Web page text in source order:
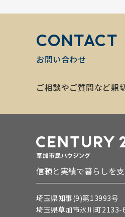
CONTACT
お問い合わせ
ご相談やご質問など親
信頼と実績で暮らしを
埼玉県知事(9)第13993号
埼玉県草加市氷川町2133-